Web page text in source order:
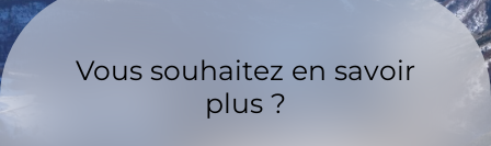
Vous souhaitez en savoir
plus ?